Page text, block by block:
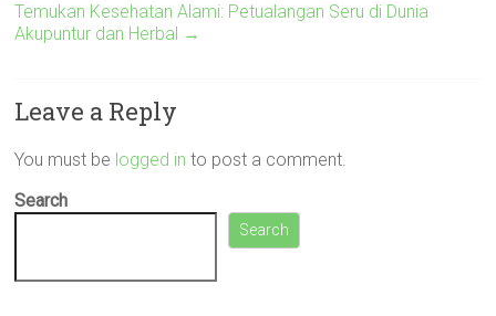
Temukan Kesehatan Alami: Petualangan Seru di Dunia
Akupuntur dan Herbal →
Leave a Reply
You must be logged in to post a comment.
Search
Search